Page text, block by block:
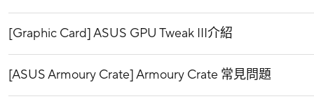
[Graphic Card] ASUS GPU Tweak III介紹
[ASUS Armoury Crate] Armoury Crate 常見問題